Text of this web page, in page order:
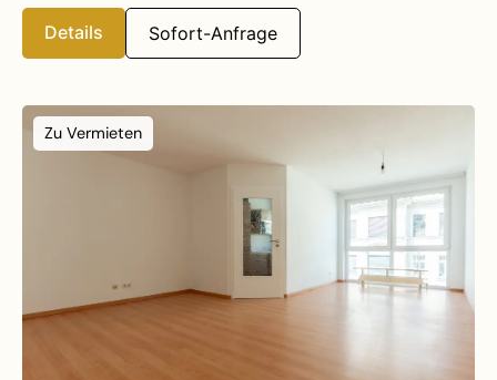
Details Sofort-Anfrage
Zu Vermieten